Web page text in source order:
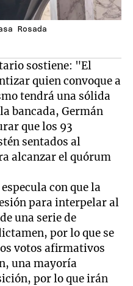
Rosada
sostiene: "El
quien convoque a
tendrá una sólida
bancada, Germán
que los 93
sentados al
alcanzar el quórum
con que la
para interpelar al
una serie de
por lo que se
votos afirmativos
una mayoría
por lo que irán